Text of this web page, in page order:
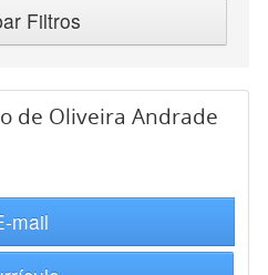
Filtros
de Oliveira Andrade
mail